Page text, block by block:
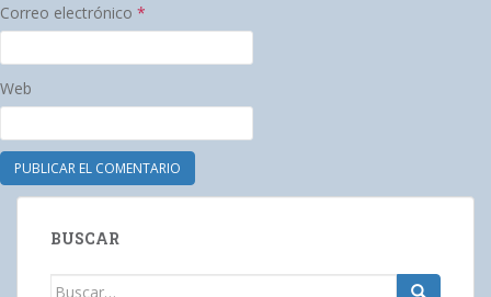
Correo electrónico *
Web
BUSCAR
Buscar: